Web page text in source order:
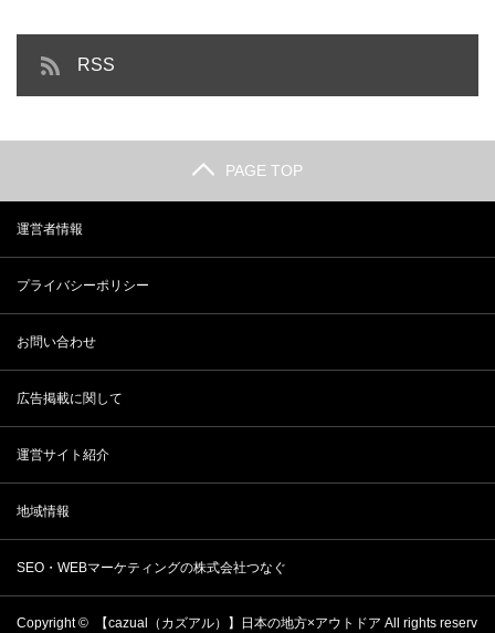
RSS
PAGE TOP
運営者情報
プライバシーポリシー
お問い合わせ
広告掲載に関して
運営サイト紹介
地域情報
SEO・WEBマーケティングの株式会社つなぐ
Copyright © 【cazual（カズアル）】日本の地方×アウトドア All rights reserv